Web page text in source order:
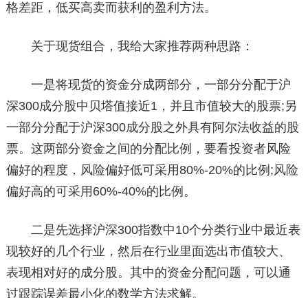
格差距，低买高卖而获利的盈利方法。
关于现货组合，我给大家推荐两种思路：
一是将现货的资金分成两部分，一部分分配于沪
深300成分股中贝塔值接近1，并且市值较大的股票;另
一部分分配于沪深300成分股之外具有阿尔法收益的股
票。这两部分资金之间的分配比例，要看投资者风险
偏好的程度，风险偏好低可采用80%-20%的比例;风险
偏好高的可采用60%-40%的比例。
二是先选择沪深300指数中10个分类行业中最近表
现较好的几个行业，然后在行业里面选出市值较大、
表现相对好的成分股。其中的资金分配问题，可以通
过跟踪误差最小化的数学方法求解。